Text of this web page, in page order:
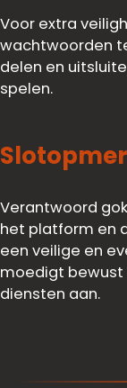
Voor extra
wachtwoorden
delen en
spelen.
Verantwoord
het platform en
een veilige en
moedigt bewust
diensten aan.